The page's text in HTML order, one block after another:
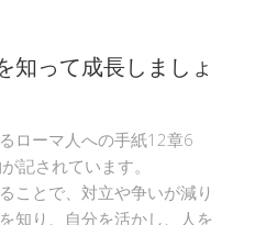
知って成長しましょ
ローマ人への手紙12章6
記されています。
ことで、対立や争いが減り
知り、自分を活かし、人を